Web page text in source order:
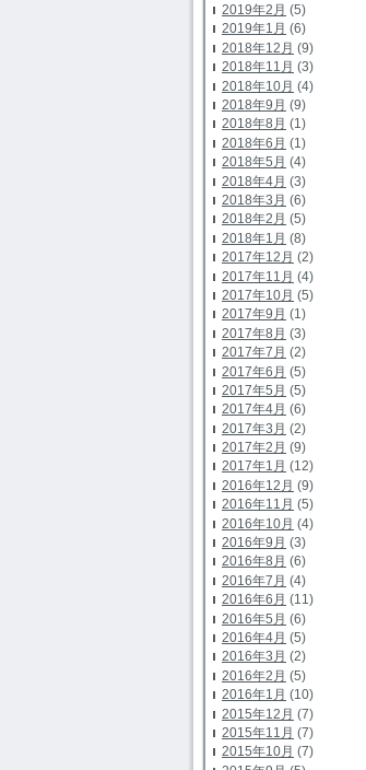
2019年2月 (5)
2019年1月 (6)
2018年12月 (9)
2018年11月 (3)
2018年10月 (4)
2018年9月 (9)
2018年8月 (1)
2018年6月 (1)
2018年5月 (4)
2018年4月 (3)
2018年3月 (6)
2018年2月 (5)
2018年1月 (8)
2017年12月 (2)
2017年11月 (4)
2017年10月 (5)
2017年9月 (1)
2017年8月 (3)
2017年7月 (2)
2017年6月 (5)
2017年5月 (5)
2017年4月 (6)
2017年3月 (2)
2017年2月 (9)
2017年1月 (12)
2016年12月 (9)
2016年11月 (5)
2016年10月 (4)
2016年9月 (3)
2016年8月 (6)
2016年7月 (4)
2016年6月 (11)
2016年5月 (6)
2016年4月 (5)
2016年3月 (2)
2016年2月 (5)
2016年1月 (10)
2015年12月 (7)
2015年11月 (7)
2015年10月 (7)